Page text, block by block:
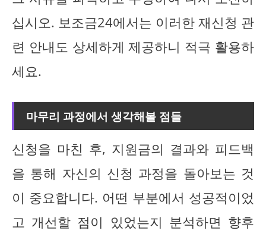
십시오. 보조금24에서는 이러한 재신청 관
련 안내도 상세하게 제공하니 적극 활용하
세요.
마무리 과정에서 생각해볼 점들
신청을 마친 후, 지원금의 결과와 피드백
을 통해 자신의 신청 과정을 돌아보는 것
이 중요합니다. 어떤 부분에서 성공적이었
고 개선할 점이 있었는지 분석하면 향후